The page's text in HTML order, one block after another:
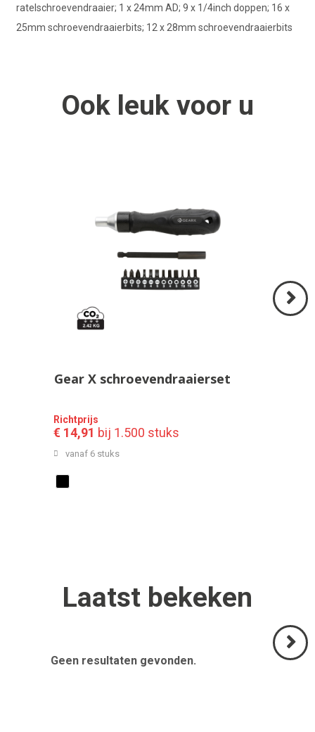
ratelschroevendraaier; 1 x 24mm AD; 9 x 1/4inch doppen; 16 x
25mm schroevendraaierbits; 12 x 28mm schroevendraaierbits
Ook leuk voor u
Gear X schroevendraaierset
Richtprijs
€ 14,91 bij 1.500 stuks
vanaf 6 stuks
Laatst bekeken
Geen resultaten gevonden.